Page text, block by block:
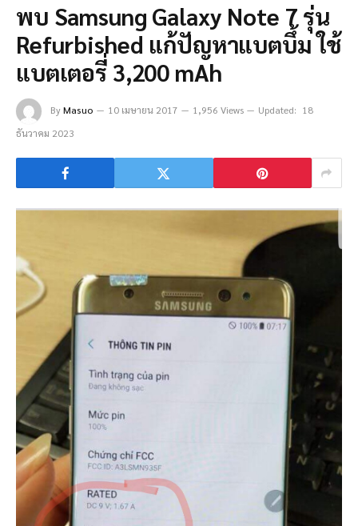
พบ Samsung Galaxy Note 7 รุ่น
Refurbished แก้ปัญหาแบตบึ้ม ใช้
แบตเตอรี่ 3,200 mAh
ByMasuo 10 เมษายน 2017 1,956 Views Updated: 18
ธันวาคม 2023